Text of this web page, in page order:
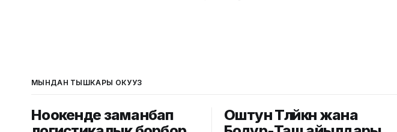
МЫНДАН ТЫШКАРЫ ОКУҢУЗ
Ноокенде заманбап
Оштун Төлөйкөн жана